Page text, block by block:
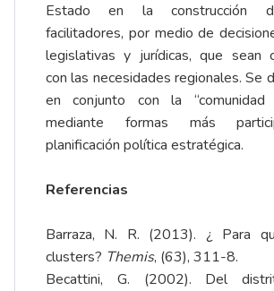
Estado en la construcción
facilitadores, por medio de
legislativas y jurídicas, que sean
con las necesidades regionales. Se
en conjunto con la “comunidad
mediante formas más
planificación política estratégica.
Referencias
Barraza, N. R. (2013). ¿ Para
clusters? Themis, (63), 311-8.
Becattini, G. (2002). Del